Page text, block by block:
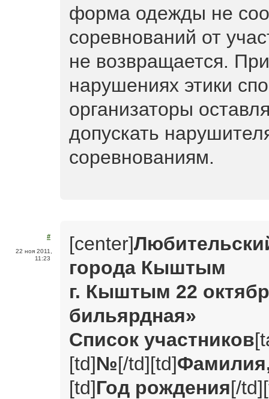
форма одежды не
соревнований от
не возвращается.
нарушениях этики
организаторы
допускать
соревнованиям.
#
22 ноя 2011,
11:23
[center]
города Кыштым
г. Кыштым 22
бильярдная»
Список участников
[td]№[/td][td]
[td]Год рождения[/